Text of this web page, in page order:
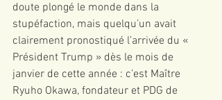
doute plongé le monde dans la
stupéfaction, mais quelqu’un avait
clairement pronostiqué l’arrivée du «
Président Trump » dès le mois de
janvier de cette année : c’est Maître
Ryuho Okawa, fondateur et PDG de